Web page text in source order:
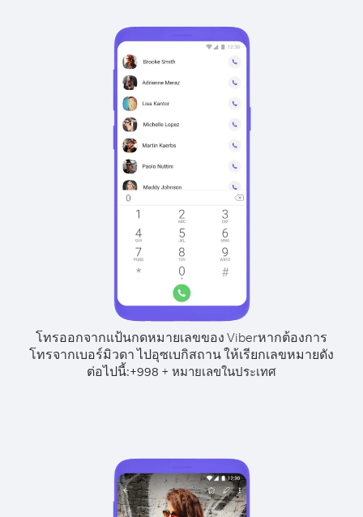
โทรออกจากแป้นกดหมายเลขของ Viberหากต้องการ
โทรจากเบอร์มิวดา ไปอุซเบกิสถาน ให้เรียกเลขหมายดัง
ต่อไปนี้:+998 + หมายเลขในประเทศ